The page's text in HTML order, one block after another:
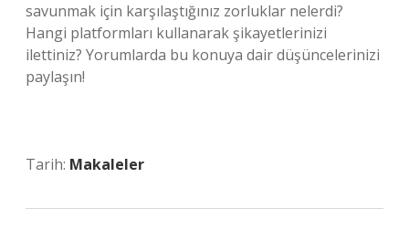
savunmak için karşılaştığınız zorluklar nelerdi?
Hangi platformları kullanarak şikayetlerinizi
ilettiniz? Yorumlarda bu konuya dair düşüncelerinizi
paylaşın!
Tarih: Makaleler